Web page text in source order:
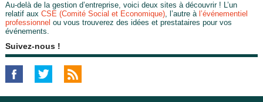
Au-delà de la gestion d’entreprise, voici deux sites à découvrir ! L’un
relatif aux CSE (Comité Social et Economique), l’autre à l’événementiel
professionnel ou vous trouverez des idées et prestataires pour vos
événements.
Suivez-nous !